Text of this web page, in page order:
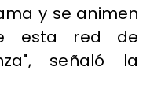
y se animen
esta red de
señaló la